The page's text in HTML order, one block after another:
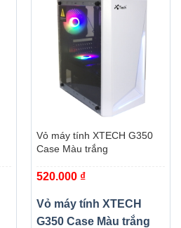
Vỏ máy tính XTECH G350
Case Màu trắng
520.000 ₫
Vỏ máy tính XTECH
G350 Case Màu trắng